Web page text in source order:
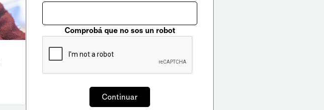
Comprobá que no sos un robot